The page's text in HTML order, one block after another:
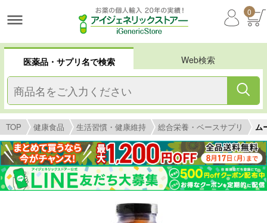
0
医薬品・サプリ名で検索 Web検索
TOP 健康食品 生活習慣・健康維持 総合栄養・ベースサプリ ム